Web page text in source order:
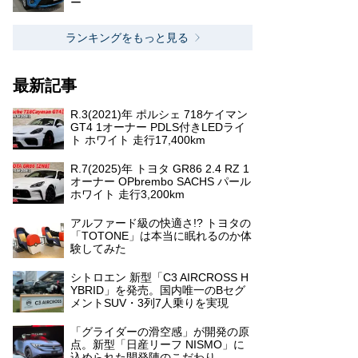
ランキングをもっと見る
最新記事
R.3(2021)年 ポルシェ 718ケイマン
GT4 1オーナー PDLS付きLEDライ
ト ホワイト 走行17,400km
R.7(2025)年 トヨタ GR86 2.4 RZ 1
オーナー OPbrembo SACHS パール
ホワイト 走行3,200km
アルファード級の快適さ!? トヨタの
「TOTONE」は本当に眠れるのか体
験してみた
シトロエン 新型「C3 AIRCROSS H
YBRID」を発売。国内唯一のBセグ
メントSUV・3列7人乗りを実現
「グライダーの滑空感」が開発の原
点。新型「日産リーフ NISMO」に